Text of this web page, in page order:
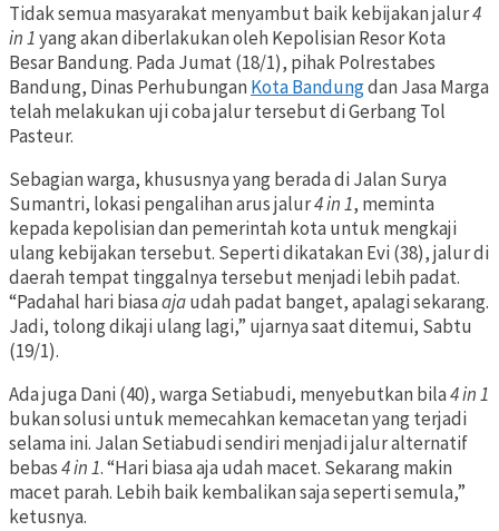
Tidak semua masyarakat menyambut baik kebijakan jalur4
in 1yang akan diberlakukan oleh Kepolisian Resor Kota
Besar Bandung. Pada Jumat (18/1), pihak Polrestabes
Bandung, Dinas PerhubunganKota Bandungdan Jasa Marga
telah melakukan uji coba jalur tersebut di Gerbang Tol
Pasteur.
Sebagian warga, khususnya yang berada di Jalan Surya
Sumantri, lokasi pengalihan arus jalur4 in 1, meminta
kepada kepolisian dan pemerintah kota untuk mengkaji
ulang kebijakan tersebut. Seperti dikatakan Evi (38), jalur di
daerah tempat tinggalnya tersebut menjadi lebih padat.
“Padahal hari biasaajaudah padat banget, apalagi sekarang.
Jadi, tolong dikaji ulang lagi,” ujarnya saat ditemui, Sabtu
(19/1).
Ada juga Dani (40), warga Setiabudi, menyebutkan bila4 in 1
bukan solusi untuk memecahkan kemacetan yang terjadi
selama ini. Jalan Setiabudi sendiri menjadi jalur alternatif
bebas4 in 1. “Hari biasa aja udah macet. Sekarang makin
macet parah. Lebih baik kembalikan saja seperti semula,”
ketusnya.